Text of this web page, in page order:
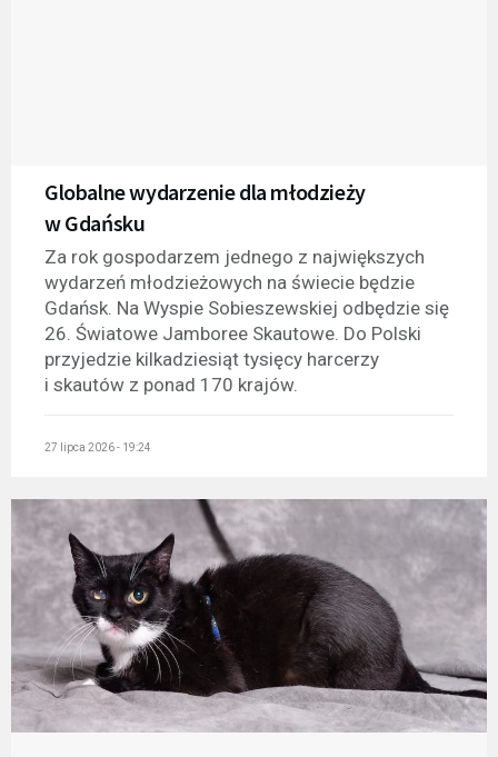
Globalne wydarzenie dla młodzieży
w Gdańsku
Za rok gospodarzem jednego z największych
wydarzeń młodzieżowych na świecie będzie
Gdańsk. Na Wyspie Sobieszewskiej odbędzie się
26. Światowe Jamboree Skautowe. Do Polski
przyjedzie kilkadziesiąt tysięcy harcerzy
i skautów z ponad 170 krajów.
27 lipca 2026 - 19:24